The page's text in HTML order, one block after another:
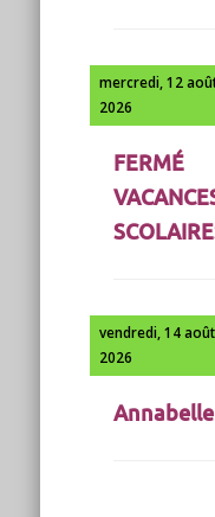
mercredi, 12
2026
FERMÉ
vendredi, 14 août
2026
Annabelle